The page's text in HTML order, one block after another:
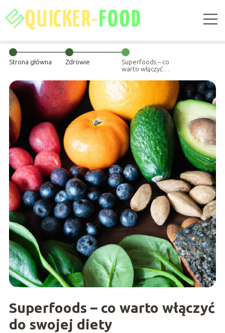
Strona główna Zdrowie
Superfoods – co
warto włączyć
Superfoods – co warto włączyć
do swojej diety